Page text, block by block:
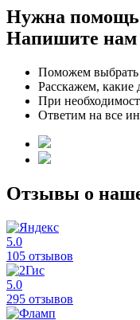
Нужна помощь
Напишите
Поможем выбрать
Расскажем,
При
Ответим на все
Отзывы о
5.0
105 отзывов
5.0
295 отзывов